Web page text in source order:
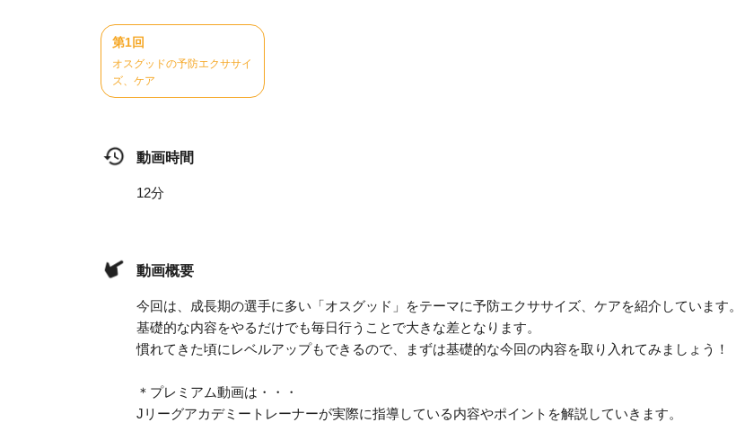
第1回
オスグッドの予防エクササイ
ズ、ケア
動画時間
12分
動画概要
今回は、成長期の選手に多い「オスグッド」をテーマに予防エクササイズ、ケアを紹介しています。
基礎的な内容をやるだけでも毎日行うことで大きな差となります。
慣れてきた頃にレベルアップもできるので、まずは基礎的な今回の内容を取り入れてみましょう！
＊プレミアム動画は・・・
Jリーグアカデミートレーナーが実際に指導している内容やポイントを解説していきます。